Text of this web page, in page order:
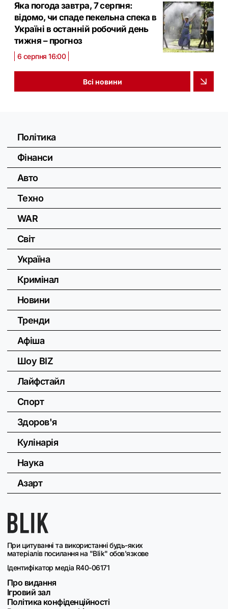
Яка погода завтра, 7 серпня:
відомо, чи спаде пекельна спека в
Україні в останній робочий день
тижня – прогноз
6 серпня 16:00
Всі новини
При цитуванні та використанні будь-яких
матеріалів посилання на "Blik" обов'язкове
Ідентифікатор медіа R40-06171
Про видання
Ігровий зал
Політика конфіденційності
Політика
Фінанси
Авто
Техно
WAR
Світ
Україна
Кримінал
Новини
Тренди
Афіша
Шоу BIZ
Лайфстайл
Спорт
Здоров'я
Кулінарія
Наука
Азарт